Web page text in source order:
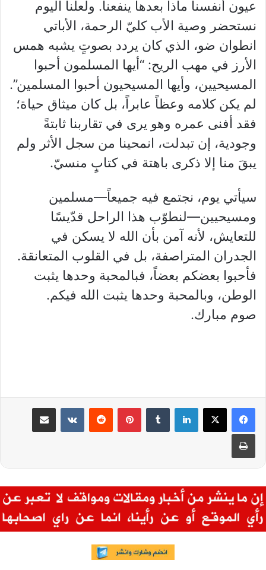
عيون أنفسنا ماذا بعدها ينفعنا. ولعلنا اليوم
نستحضر وصية الأب كليّ الرحمة، الأباتي
انطوان ضو، الذي كان يردد بصوتٍ يشبه همس
الأرز في مهب الريح: “أيها المسلمون أحبوا
المسيحيين، وأيها المسيحيون أحبوا المسلمين”.
لم يكن كلامه وعظاً عابراً، بل كان ميثاق حياة؛
فقد أفنى عمره وهو يرى في تقاربنا ثابتةً
وجودية، إن تبدلت، انمحينا من سجل الأثر ولم
يبقَ منا إلا ذكرى باهتة في كتابٍ منسيّ.
سيأتي يوم، نجتمع فيه جميعاً—مسلمين
ومسيحيين—لنطوّب هذا الراحل قدّيسًا
للتعايش، لأنه آمن بأن الله لا يسكن في
الجدران المتراصفة، بل في القلوب المتعانقة.
فأحبوا بعضكم بعضاً، فبالمحبة وحدها يثبت
الوطن، وبالمحبة وحدها يثبت الله فيكم.
صوم مبارك.
لينكدإن بينتيريست مشاركة عبر البريد
طباعة